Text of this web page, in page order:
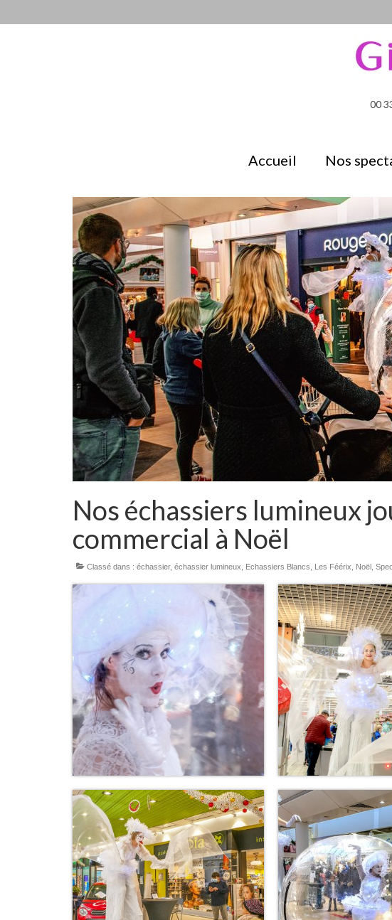
00
Accueil Nos
Nos échassiers lumineux
commercial à Noël
Classé dans : échassier, échassier lumineux Echassiers Blancs Les Féérix Noël